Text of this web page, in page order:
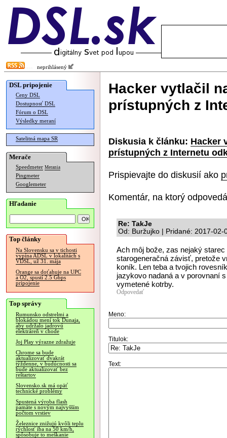
neprihlásený
DSL pripojenie
Ceny DSL
Dostupnosť DSL
Fórum o DSL
Výsledky meraní
Satelitná mapa SR
Merače
Speedmeter Merania
Pingmeter
Googlemeter
Hľadanie
Top články
Na Slovensku sa v tichosti
vypína ADSL v lokalitách s
VDSL, už 31. mája
Orange sa doťahuje na UPC
a O2, spustí 2.5 Gbps
pripojenie
Top správy
Rumunsko odstrelmi a
blokádou mení tok Dunaja,
aby udržalo jadrovú
elektráreň v chode
Joj Play výrazne zdražuje
Chrome sa bude
aktualizovať dvakrát
týždenne, v budúcnosti sa
bude aktualizovať bez
reštartov
Slovensko.sk má opäť
technické problémy
Spustená výroba flash
pamäte s novým najvyšším
počtom vrstiev
Železnice znižujú kvôli teplu
rýchlosť iba na 50 km/h,
spôsobuje to meškanie
Hacker vytlačil
prístupných z
Diskusia k článku: Hacker
prístupných z Internetu
Prispievajte do diskusií ako
Komentár, na ktorý
Re: TakJe
Od: Buržujko | Pridané: 2017-02-
Ach môj bože, zas nejaký
starogeneračná závisť, pretože
koník. Len teba a tvojich
jazykovo nadaná a v porovnaní
vymetené kotrby.
Odpovedať
Meno:
Titulok:
Text: